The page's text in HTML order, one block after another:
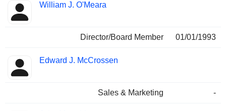
William J. O'Meara
Director/Board Member 01/01/1993
Edward J. McCrossen
Sales & Marketing -